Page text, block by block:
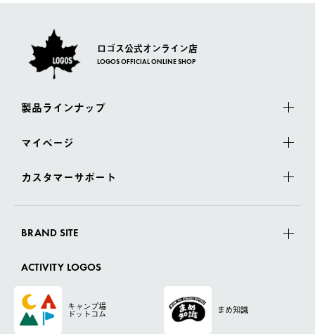
ロゴス公式オンライン店
LOGOS OFFICIAL ONLINE SHOP
製品ラインナップ
マイページ
カスタマーサポート
BRAND SITE
ACTIVITY LOGOS
キャンプ場
ドットコム まめ知識